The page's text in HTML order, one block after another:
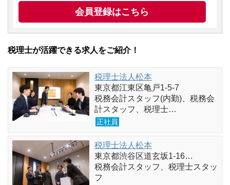
会員登録はこちら
税理士が活躍できる求人をご紹介！
税理士法人松本
東京都江東区亀戸1-5-7
税務会計スタッフ(内勤)、税務会
計スタッフ、税理士…
正社員
税理士法人松本
東京都渋谷区道玄坂1-16…
税務会計スタッフ、税理士スタッ
フ